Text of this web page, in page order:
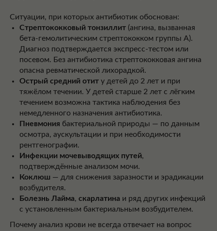
Ситуации, при которых антибиотик обоснован:
Стрептококковый тонзиллит (ангина, вызванная
бета-гемолитическим стрептококком группы А).
Диагноз подтверждается экспресс-тестом или
посевом. Без антибиотика стрептококковая ангина
опасна ревматической лихорадкой.
Острый средний отит у детей до 2 лет и при
тяжёлом течении. У детей старше 2 лет с лёгким
течением возможна тактика наблюдения без
немедленного назначения антибиотика.
Пневмония бактериальной природы — по данным
осмотра, аускультации и при необходимости
рентгенографии.
Инфекции мочевыводящих путей,
подтверждённые анализом мочи.
Коклюш — для снижения заразности и эрадикации
возбудителя.
Болезнь Лайма, скарлатина и ряд других инфекций
с установленным бактериальным возбудителем.
Почему анализ крови не всегда отвечает на вопрос